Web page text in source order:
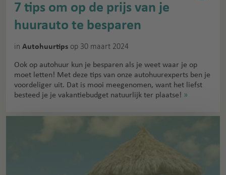
7 tips om op de prijs van je
huurauto te besparen
in Autohuurtips op 30 maart 2024
Ook op autohuur kun je besparen als je weet waar je op
moet letten! Met deze tips van onze autohuurexperts ben je
voordeliger uit. Dat is mooi meegenomen, want het liefst
besteed je je vakantiebudget natuurlijk ter plaatse! »